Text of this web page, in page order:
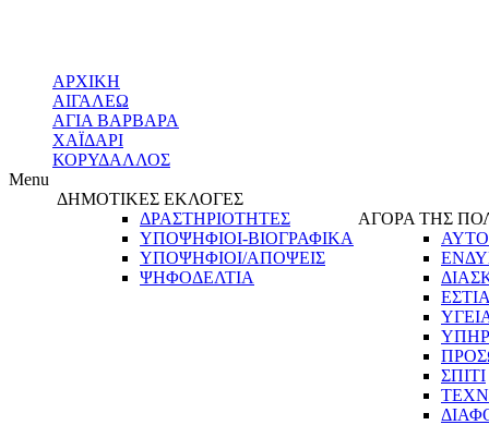
ΑΡΧΙΚΗ
ΑΙΓΑΛΕΩ
ΑΓΙΑ ΒΑΡΒΑΡΑ
ΧΑΪΔΑΡΙ
ΚΟΡΥΔΑΛΛΟΣ
Menu
ΔΗΜΟΤΙΚΕΣ ΕΚΛΟΓΕΣ
ΔΡΑΣΤΗΡΙΟΤΗΤΕΣ
ΥΠΟΨΗΦΙΟΙ-ΒΙΟΓΡΑΦΙΚΑ
ΥΠΟΨΗΦΙΟΙ/ΑΠΟΨΕΙΣ
ΨΗΦΟΔΕΛΤΙΑ
ΑΓΟΡΑ ΤΗΣ
ΣΠΙΤΙ